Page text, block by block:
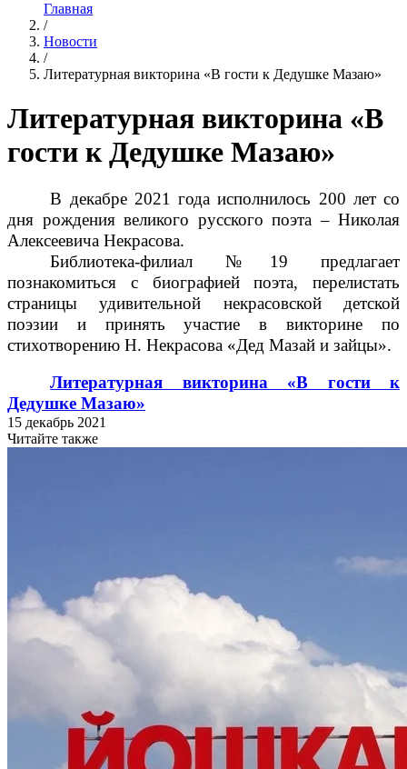
Главная
/
Новости
/
Литературная викторина «В гости к Дедушке Мазаю»
Литературная викторина «В
гости к Дедушке Мазаю»
В декабре 2021 года исполнилось 200 лет со
дня рождения великого русского поэта – Николая
Алексеевича Некрасова.
Библиотека-филиал №19 предлагает
познакомиться с биографией поэта, перелистать
страницы удивительной некрасовской детской
поэзии и принять участие в викторине по
стихотворению Н. Некрасова «Дед Мазай и зайцы».
Литературная викторина «В гости к
Дедушке Мазаю»
15 декабрь 2021
Читайте также